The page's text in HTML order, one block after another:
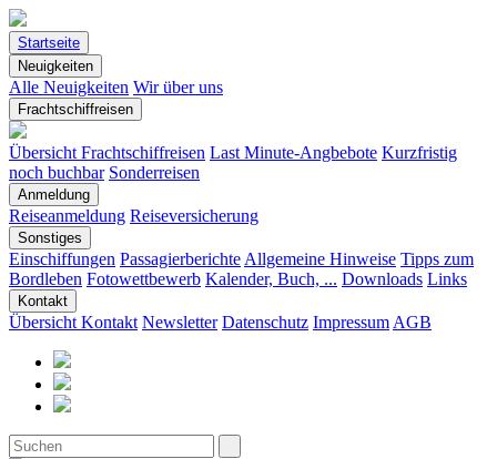
Startseite
Neuigkeiten
Alle Neuigkeiten Wir über uns
Frachtschiffreisen
Übersicht Frachtschiffreisen Last Minute-Angbebote Kurzfristig
noch buchbar Sonderreisen
Anmeldung
Reiseanmeldung Reiseversicherung
Sonstiges
Einschiffungen Passagierberichte Allgemeine Hinweise Tipps zum
Bordleben Fotowettbewerb Kalender, Buch, ... Downloads Links
Kontakt
Übersicht Kontakt Newsletter Datenschutz Impressum AGB